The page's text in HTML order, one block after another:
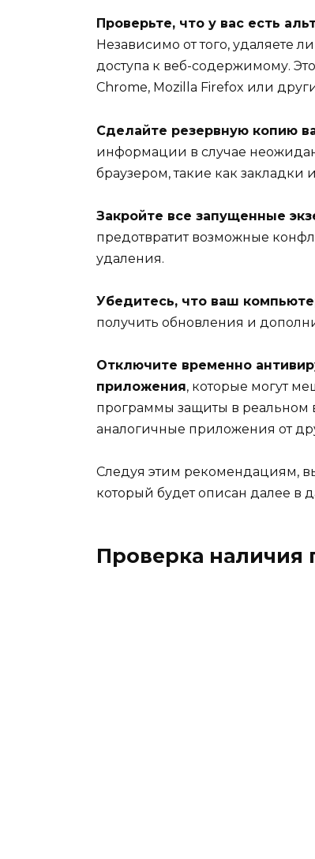
Проверьте, что у вас есть
Независимо от того, удаляете
доступа к веб-содержимому.
Chrome, Mozilla Firefox или
Сделайте резервную копию
информации в случае
браузером, такие как закладки
Закройте все запущенные
предотвратит возможные
удаления.
Убедитесь, что ваш
получить обновления и
Отключите временно
приложения, которые могут
программы защиты в реальном
аналогичные приложения от
Следуя этим рекомендациям,
который будет описан далее в
Проверка наличия